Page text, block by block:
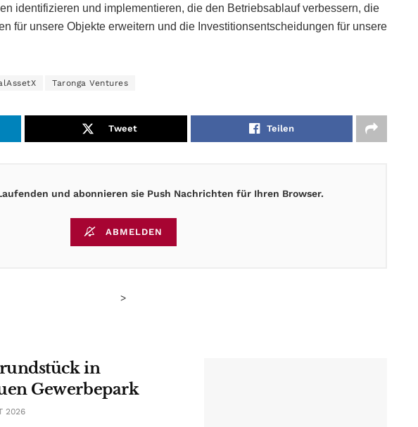
identifizieren und implementieren, die den Betriebsablauf verbessern, die
für unsere Objekte erweitern und die Investitionsentscheidungen für unsere
Taronga Ventures
Tweet Teilen
und abonnieren sie Push Nachrichten für Ihren Browser.
ABMELDEN
>
in
Gewerbepark
2026